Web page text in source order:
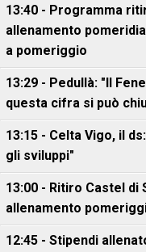
13:40 - Programma
allenamento
a pomeriggio
13:29 - Pedullà: "Il
questa cifra si può
13:15 - Celta Vigo, il
gli sviluppi"
13:00 - Ritiro Castel di
allenamento
12:45 - Stipendi